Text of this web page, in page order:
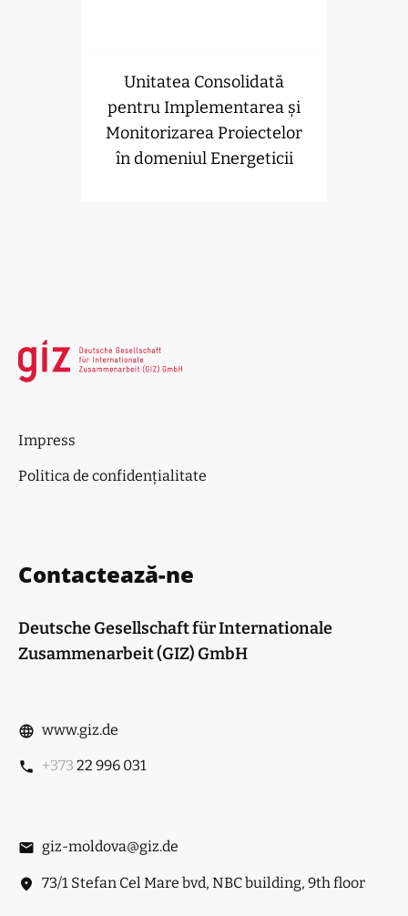
Unitatea Consolidată
pentru Implementarea și
Monitorizarea Proiectelor
în domeniul Energeticii
Impress
Politica de confidențialitate
Contactează-ne
Deutsche Gesellschaft für Internationale
Zusammenarbeit (GIZ) GmbH
www.giz.de
+373 22 996 031
giz-moldova@giz.de
73/1 Stefan Cel Mare bvd, NBC building, 9th floor